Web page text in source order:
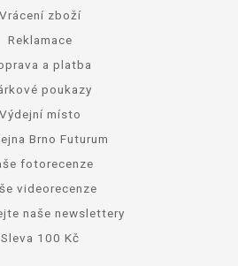
Vrácení zboží
Reklamace
a platba
poukazy
Výdejní místo
Brno Futurum
fotorecenze
videorecenze
naše newslettery
Sleva 100 Kč